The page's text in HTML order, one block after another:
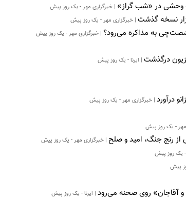
وحشی در «شب گراز» | خبرگزاری مهر - یک روز پیش
| خبرگزاری مهر - یک روز پیش
شصت‌چی به مذاکره می‌رود؟ | خبرگزاری مهر - یک روز پیش
درگذشت | ایرنا - یک روز پیش
درآورد | خبرگزاری مهر - یک روز پیش
مهر - یک روز پیش
از رنج جنگ، امید و صلح | خبرگزاری مهر - یک روز پیش
- یک روز پیش
پیش
و آقاجان» روی صحنه می‌رود | ایرنا - یک روز پیش